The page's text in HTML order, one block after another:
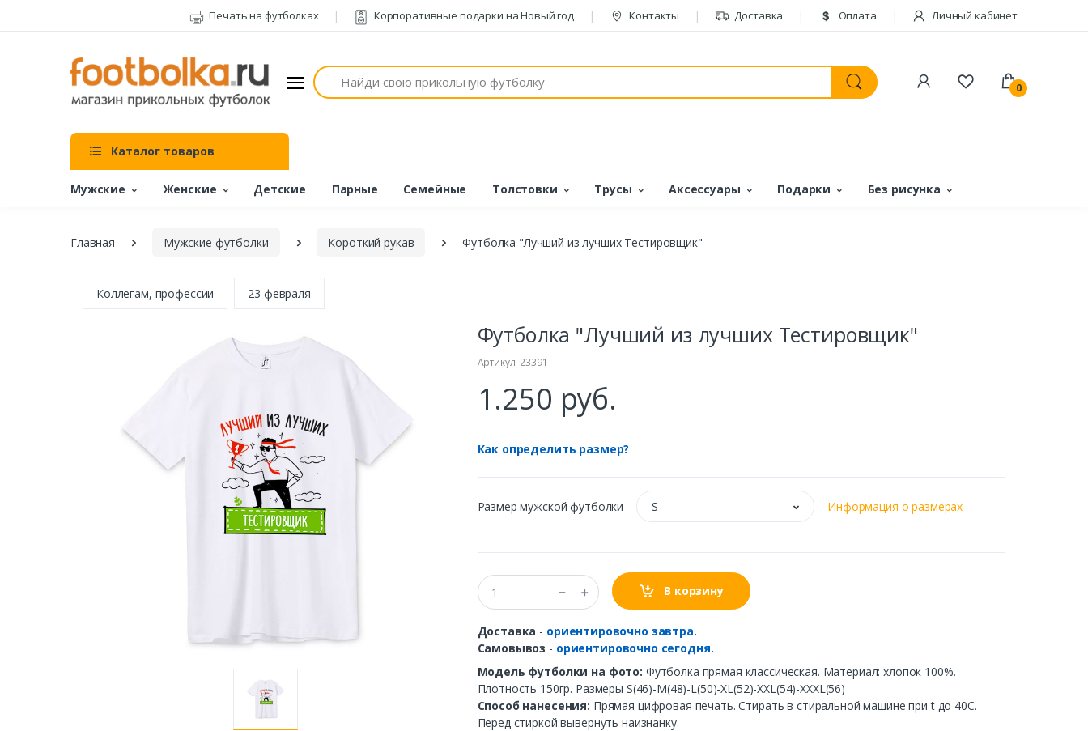
Печать на футболках Корпоративные подарки на Новый год Контакты Доставка Оплата Личный кабинет
Поиск
0
Каталог товаров
Мужские Женские Детские Парные Семейные Толстовки Трусы Аксессуары Подарки Без рисунка
Главная Мужские футболки Короткий рукав Футболка "Лучший из лучших Тестировщик"
Коллегам, профессии 23 февраля
Футболка "Лучший из лучших Тестировщик"
Артикул: 23391
1.250 руб.
Как определить размер?
Размер мужской футболки S Информация о размерах
В корзину
Доставка - ориентировочно завтра.
Самовывоз - ориентировочно сегодня.
Модель футболки на фото: Футболка прямая классическая. Материал: хлопок 100%.
Плотность 150гр. Размеры S(46)-M(48)-L(50)-XL(52)-XXL(54)-XXXL(56)
Способ нанесения: Прямая цифровая печать. Стирать в стиральной машине при t до 40С.
Перед стиркой вывернуть наизнанку.